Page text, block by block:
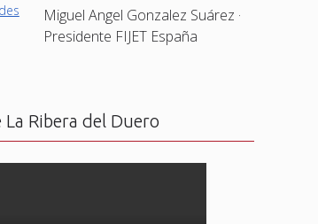
Miguel Angel Gonzalez Suárez ·
Presidente FIJET España
La Ribera del Duero